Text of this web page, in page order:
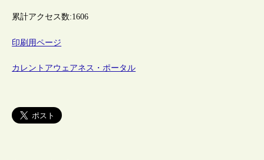
累計アクセス数:1606
印刷用ページ
カレントアウェアネス・ポータル